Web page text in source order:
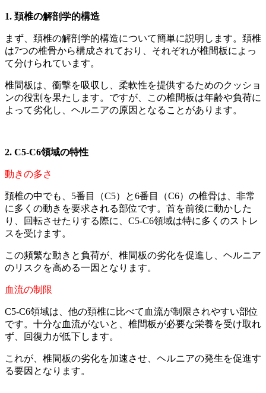
1. 頚椎の解剖学的構造
まず、頚椎の解剖学的構造について簡単に説明します。頚椎
は7つの椎骨から構成されており、それぞれが椎間板によっ
て分けられています。
椎間板は、衝撃を吸収し、柔軟性を提供するためのクッショ
ンの役割を果たします。ですが、この椎間板は年齢や負荷に
よって劣化し、ヘルニアの原因となることがあります。
2. C5-C6領域の特性
動きの多さ
頚椎の中でも、5番目（C5）と6番目（C6）の椎骨は、非常
に多くの動きを要求される部位です。首を前後に動かした
り、回転させたりする際に、C5-C6領域は特に多くのストレ
スを受けます。
この頻繁な動きと負荷が、椎間板の劣化を促進し、ヘルニア
のリスクを高める一因となります。
血流の制限
C5-C6領域は、他の頚椎に比べて血流が制限されやすい部位
です。十分な血流がないと、椎間板が必要な栄養を受け取れ
ず、回復力が低下します。
これが、椎間板の劣化を加速させ、ヘルニアの発生を促進す
る要因となります。